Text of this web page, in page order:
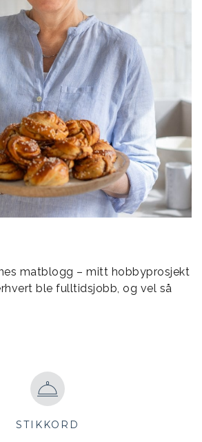
matblogg – mitt hobbyprosjekt
ble fulltidsjobb, og vel så
STIKKORD